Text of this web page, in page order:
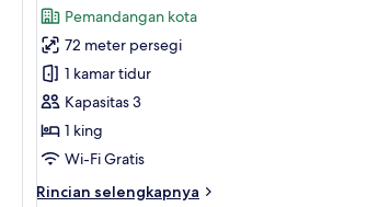
untuk
Suite
Eksekutif
ulasan)
Pemandangan kota
72 meter persegi
1 kamar tidur
Kapasitas 3
1 king
Wi-Fi Gratis
Rincian selengkapnya
Rincian